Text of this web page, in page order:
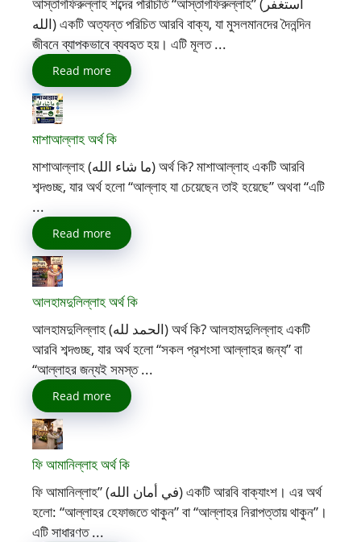
الله) একটি অত্যন্ত পরিচিত আরবি বাক্য, যা মুসলমানদের দৈনন্দিন
জীবনে ব্যাপকভাবে ব্যবহৃত হয়। এটি মূলত ...
Read more
মাশাআল্লাহ অর্থ কি
মাশাআল্লাহ (ما شاء الله) অর্থ কি? মাশাআল্লাহ একটি আরবি
শব্দগুচ্ছ, যার অর্থ হলো “আল্লাহ যা চেয়েছেন তাই হয়েছে” অথবা “এটি
...
Read more
আলহামদুলিল্লাহ অর্থ কি
আলহামদুলিল্লাহ (الحمد لله) অর্থ কি? আলহামদুলিল্লাহ একটি
আরবি শব্দগুচ্ছ, যার অর্থ হলো “সকল প্রশংসা আল্লাহর জন্য” বা
“আল্লাহর জন্যই সমস্ত ...
Read more
ফি আমানিল্লাহ অর্থ কি
ফি আমানিল্লাহ” (في أمان الله) একটি আরবি বাক্যাংশ। এর অর্থ
হলো: “আল্লাহর হেফাজতে থাকুন” বা “আল্লাহর নিরাপত্তায় থাকুন”।
এটি সাধারণত ...